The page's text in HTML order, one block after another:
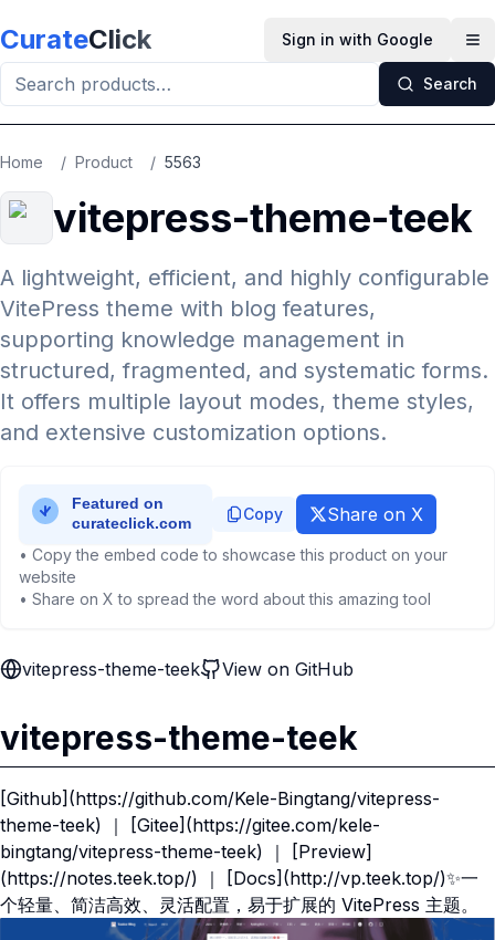
CurateClick Sign in with Google
Search
Home / Product / 5563
vitepress-theme-teek
A lightweight, efficient, and highly configurable
VitePress theme with blog features,
supporting knowledge management in
structured, fragmented, and systematic forms.
It offers multiple layout modes, theme styles,
and extensive customization options.
Copy Share on X
• Copy the embed code to showcase this product on your
website
• Share on X to spread the word about this amazing tool
vitepress-theme-teek View on GitHub
vitepress-theme-teek
[Github](https://github.com/Kele-Bingtang/vitepress-
theme-teek) ｜ [Gitee](https://gitee.com/kele-
bingtang/vitepress-theme-teek) ｜ [Preview]
(https://notes.teek.top/) ｜ [Docs](http://vp.teek.top/)✨一
个轻量、简洁高效、灵活配置，易于扩展的 VitePress 主题。